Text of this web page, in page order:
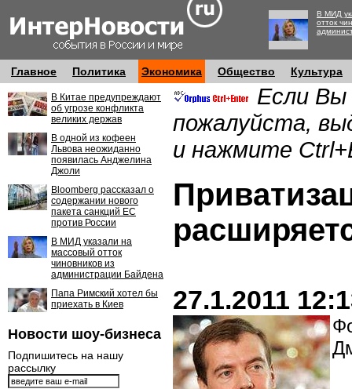
В МИД
отток
Главное Политика Экономика Общество Культура
В Китае предупреждают
об угрозе конфликта
великих держав
В одной из кофеен
Львова неожиданно
появилась Анджелина
Джоли
Bloomberg рассказал о
содержании нового
пакета санкций ЕС
против России
В МИД указали на
массовый отток
чиновников из
администрации Байдена
Папа Римский хотел бы
приехать в Киев
Новости шоу-бизнеса
Подпишитесь на нашу
рассылку
Если Вы
пожалуйста,
и нажмите
27.1.2011